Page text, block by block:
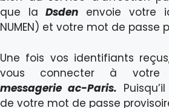
que laDsden envoie votre
NUMEN) et votre mot de passe
Une fois vos identifiants
vous connecter à votre
messagerie ac-Paris.
de votre mot de passe